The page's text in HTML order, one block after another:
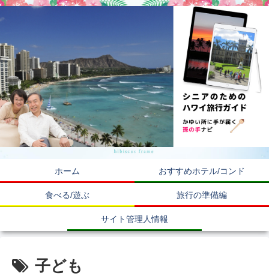
ホーム おすすめホテル/コンド
食べる/遊ぶ 旅行の準備編
サイト管理人情報
子ども